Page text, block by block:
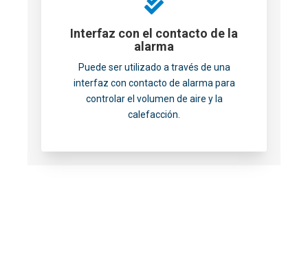
Interfaz con el contacto de la
alarma
Puede ser utilizado a través de una
interfaz con contacto de alarma para
controlar el volumen de aire y la
calefacción.